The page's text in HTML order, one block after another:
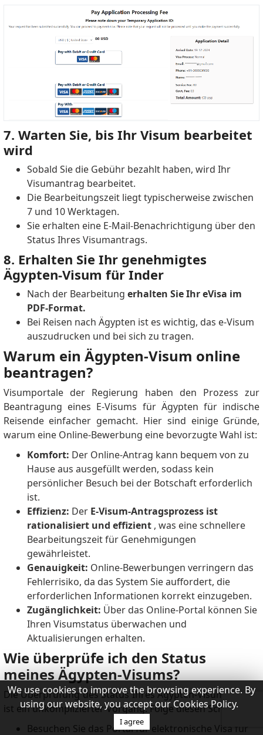
7. Warten Sie, bis Ihr Visum bearbeitet
wird
Sobald Sie die Gebühr bezahlt haben, wird Ihr
Visumantrag bearbeitet.
Die Bearbeitungszeit liegt typischerweise zwischen
7 und 10 Werktagen.
Sie erhalten eine E-Mail-Benachrichtigung über den
Status Ihres Visumantrags.
8. Erhalten Sie Ihr genehmigtes
Ägypten-Visum für Inder
Nach der Bearbeitung erhalten Sie Ihr eVisa im
PDF-Format.
Bei Reisen nach Ägypten ist es wichtig, das e-Visum
auszudrucken und bei sich zu tragen.
Warum ein Ägypten-Visum online
beantragen?
Visumportale der Regierung haben den Prozess zur
Beantragung eines E-Visums für Ägypten für indische
Reisende einfacher gemacht. Hier sind einige Gründe,
warum eine Online-Bewerbung eine bevorzugte Wahl ist:
Komfort: Der Online-Antrag kann bequem von zu
Hause aus ausgefüllt werden, sodass kein
persönlicher Besuch bei der Botschaft erforderlich
ist.
Effizienz: Der E-Visum-Antragsprozess ist
rationalisiert und effizient, was eine schnellere
Bearbeitungszeit für Genehmigungen
gewährleistet.
Genauigkeit: Online-Bewerbungen verringern das
Fehlerrisiko, da das System Sie auffordert, die
erforderlichen Informationen korrekt einzugeben.
Zugänglichkeit: Über das Online-Portal können Sie
Ihren Visumstatus überwachen und
Aktualisierungen erhalten.
Wie überprüfe ich den Status
meines Ägypten-Visums?
Die Überprüfung des Status Ihres Ägypten-Visumantrags
ist ein unkomplizierter Vorgang.Folge diesen Schritten:
Besuchen Sie das Portal für elektronische Visa für
We use cookies to improve the browsing experience. By
using our website, you accept our Cookies Policy.
I agree